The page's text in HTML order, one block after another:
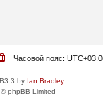
Часовой пояс:
by Ian Bradley
phpBB Limited